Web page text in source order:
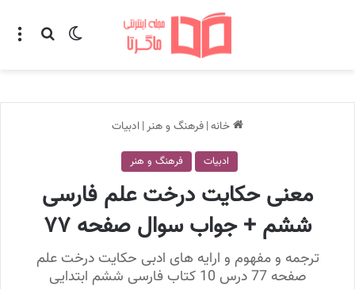
تغییر پوسته
خانه|فرهنگ و هنر|ادبیات
ادبیات فرهنگ و هنر
معنی حکایت درخت علم فارسی
ششم + جواب سوال صفحه ۷۷
ترجمه و مفهوم و ارایه های ادبی حکایت درخت علم
صفحه 77 درس 10 کتاب فارسی ششم ابتدایی